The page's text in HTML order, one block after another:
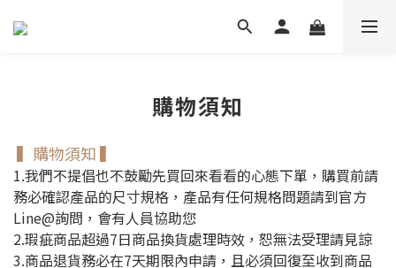
購物須知
▍購物須知▍
1.我們不提倡也不鼓勵先買回來看看的心態下單，購買前請
務必確認產品的尺寸規格，產品有任何規格問題請到官方
Line@詢問，會有人員協助您
2.瑕疵商品超過7日商品換貨處理時效，恕無法受理請見諒
3.商品退貨務必在7天期限內申請，且必須回復至收到商品